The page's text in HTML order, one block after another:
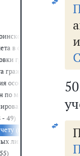
учета в
в организациях (п.п.
граждан на
граждан,
особого воинского
по месту их
системы
- 49)
(п.п. 50 - 53)
лиц за неисполнение